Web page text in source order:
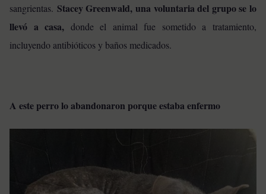
sangrientas. Stacey Greenwald, una voluntaria del grupo se lo
llevó a casa, donde el animal fue sometido a tratamiento,
incluyendo antibióticos y baños medicados.
A este perro lo abandonaron porque estaba enfermo